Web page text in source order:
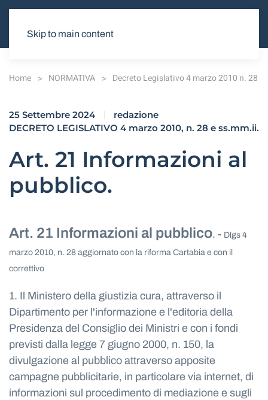
Skip to main content
Home NORMATIVA Decreto Legislativo 4 marzo 2010 n. 28
25 Settembre 2024
redazione
DECRETO LEGISLATIVO 4 marzo 2010, n. 28 e ss.mm.ii.
Art. 21 Informazioni al
pubblico.
Art. 21 Informazioni al pubblico. - Dlgs 4
marzo 2010, n. 28 aggiornato con la riforma Cartabia e con il
correttivo
1. Il Ministero della giustizia cura, attraverso il
Dipartimento per l'informazione e l'editoria della
Presidenza del Consiglio dei Ministri e con i fondi
previsti dalla legge 7 giugno 2000, n. 150, la
divulgazione al pubblico attraverso apposite
campagne pubblicitarie, in particolare via internet, di
informazioni sul procedimento di mediazione e sugli